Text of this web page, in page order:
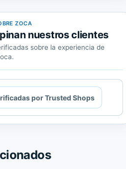
ZOCA
nuestros clientes
sobre la experiencia de
por Trusted Shops